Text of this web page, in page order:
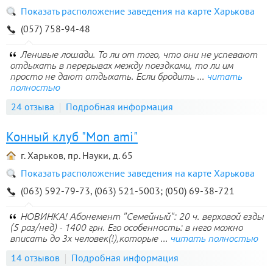
Показать расположение заведения на карте Харькова
(057) 758-94-48
Ленивые лошади. То ли от того, что они не успевают
отдыхать в перерывах между поездками, то ли им
просто не дают отдыхать. Если бродить ... читать
полностью
24 отзыва Подробная информация
Конный клуб "Mon ami"
г. Харьков, пр. Науки, д. 65
Показать расположение заведения на карте Харькова
(063) 592-79-73, (063) 521-5003; (050) 69-38-721
НОВИНКА! Абонемент "Семейный": 20 ч. верховой езды
(5 раз/нед) - 1400 грн. Его особенность: в него можно
вписать до 3х человек(!),которые ... читать полностью
14 отзывов Подробная информация